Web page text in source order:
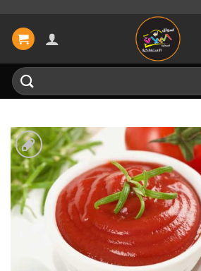
إضافة
الى
المفضلة